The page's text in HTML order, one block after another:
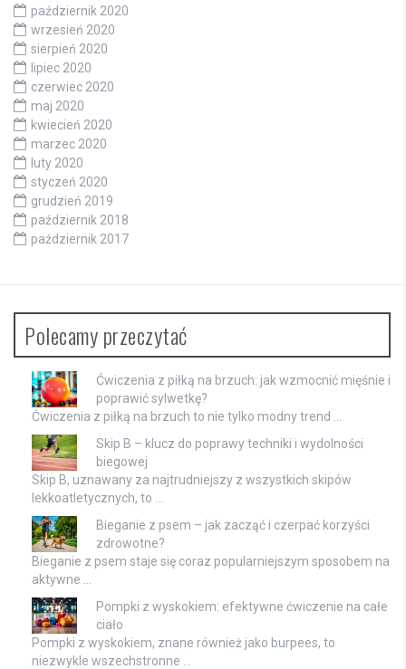
październik 2020
wrzesień 2020
sierpień 2020
lipiec 2020
czerwiec 2020
maj 2020
kwiecień 2020
marzec 2020
luty 2020
styczeń 2020
grudzień 2019
październik 2018
październik 2017
Polecamy przeczytać
Ćwiczenia z piłką na brzuch: jak wzmocnić mięśnie i
poprawić sylwetkę?
Ćwiczenia z piłką na brzuch to nie tylko modny trend …
Skip B – klucz do poprawy techniki i wydolności
biegowej
Skip B, uznawany za najtrudniejszy z wszystkich skipów
lekkoatletycznych, to …
Bieganie z psem – jak zacząć i czerpać korzyści
zdrowotne?
Bieganie z psem staje się coraz popularniejszym sposobem na
aktywne …
Pompki z wyskokiem: efektywne ćwiczenie na całe
ciało
Pompki z wyskokiem, znane również jako burpees, to
niezwykle wszechstronne …